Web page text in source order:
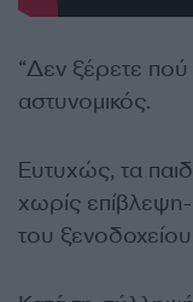
“Δεν ξέρετε πού
αστυνομικός.
Ευτυχώς, τα
χωρίς
του